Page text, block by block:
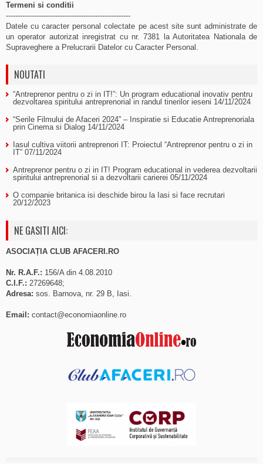
Termeni si conditii
-----------------------------------------------------
Datele cu caracter personal colectate pe acest site sunt administrate de
un operator autorizat inregistrat cu nr. 7381 la Autoritatea Nationala de
Supraveghere a Prelucrarii Datelor cu Caracter Personal.
NOUTATI
“Antreprenor pentru o zi in IT!”: Un program educational inovativ pentru
dezvoltarea spiritului antreprenorial in randul tinerilor ieseni 14/11/2024
“Serile Filmului de Afaceri 2024” – Inspiratie si Educatie Antreprenoriala
prin Cinema si Dialog 14/11/2024
Iasul cultiva viitorii antreprenori IT: Proiectul “Antreprenor pentru o zi in
IT” 07/11/2024
Antreprenor pentru o zi in IT! Program educational in vederea dezvoltarii
spiritului antreprenorial si a dezvoltarii carierei 05/11/2024
O companie britanica isi deschide birou la Iasi si face recrutari
20/12/2023
NE GASITI AICI:
ASOCIAȚIA CLUB AFACERI.RO
Nr. R.A.F.: 156/A din 4.08.2010
C.I.F.: 27269648;
Adresa: sos. Barnova, nr. 29 B, Iasi.
Email: contact@economiaonline.ro